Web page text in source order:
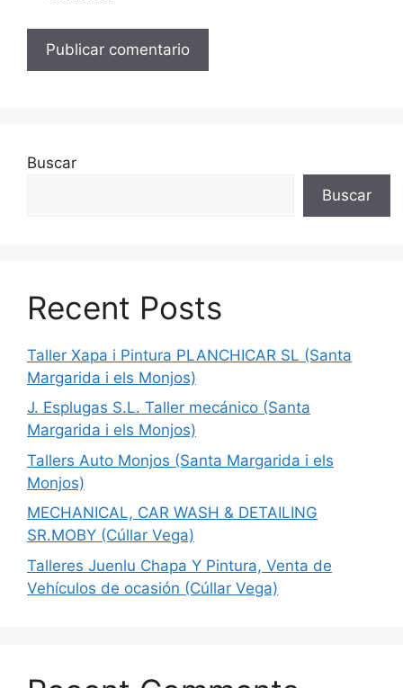
Buscar
Buscar
Recent Posts
Taller Xapa i Pintura PLANCHICAR SL (Santa
Margarida i els Monjos)
J. Esplugas S.L. Taller mecánico (Santa
Margarida i els Monjos)
Tallers Auto Monjos (Santa Margarida i els
Monjos)
MECHANICAL, CAR WASH & DETAILING
SR.MOBY (Cúllar Vega)
Talleres Juenlu Chapa Y Pintura, Venta de
Vehículos de ocasión (Cúllar Vega)